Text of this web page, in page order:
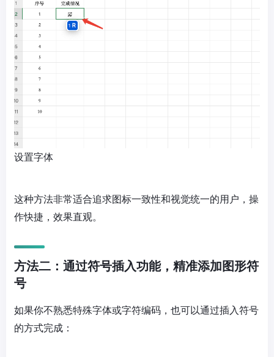
设置字体
这种方法非常适合追求图标一致性和视觉统一的用户，操
作快捷，效果直观。
方法二：通过符号插入功能，精准添加图形符
号
如果你不熟悉特殊字体或字符编码，也可以通过插入符号
的方式完成：